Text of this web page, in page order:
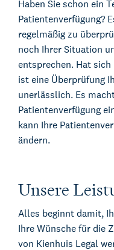
Haben Sie schon ein
Patientenverfügung?
regelmäßig zu
noch Ihrer Situation
entsprechen. Hat sich
ist eine Überprüfung
unerlässlich. Es
Patientenverfügung
kann Ihre
ändern.
Unsere
Alles beginnt damit,
Ihre Wünsche für die
von Kienhuis Legal